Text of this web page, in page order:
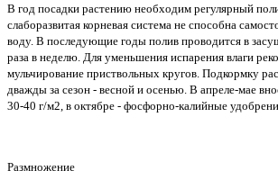
В год посадки растению необходим регулярный
слаборазвитая корневая система не способна
воду. В последующие годы полив проводится в
раза в неделю. Для уменьшения испарения влаги
мульчирование приствольных кругов. Подкормку
дважды за сезон - весной и осенью. В апреле-мае
30-40 г/м2, в октябре - фосфорно-калийные
Размножение